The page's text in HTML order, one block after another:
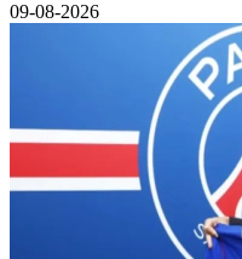
09-08-2026